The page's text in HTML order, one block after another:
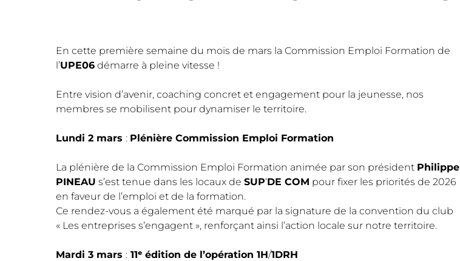
En cette première semaine du mois de mars la Commission Emploi Formation de
l’UPE06 démarre à pleine vitesse !
Entre vision d’avenir, coaching concret et engagement pour la jeunesse, nos
membres se mobilisent pour dynamiser le territoire.
Lundi 2 mars : Plénière Commission Emploi Formation
La plénière de la Commission Emploi Formation animée par son président Philippe
PINEAU s’est tenue dans les locaux de SUP‘DE COM pour fixer les priorités de 2026
en faveur de l’emploi et de la formation.
Ce rendez-vous a également été marqué par la signature de la convention du club
« Les entreprises s’engagent », renforçant ainsi l’action locale sur notre territoire.
Mardi 3 mars : 11ᵉ édition de l’opération 1H/1DRH